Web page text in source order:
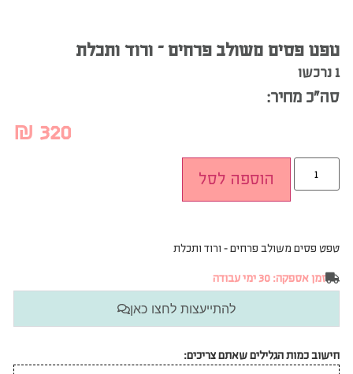
טפט פסים משולב פרחים – ורוד ותכלת
1 נרכשו
סה”כ מחיר:
₪ 320
הוספה לסל
טפט פסים משולב פרחים – ורוד ותכלת
זמן אספקה: 30 ימי עבודה
להתייעצות לחצו כאן
חישוב כמות הגלילים שאתם צריכים: